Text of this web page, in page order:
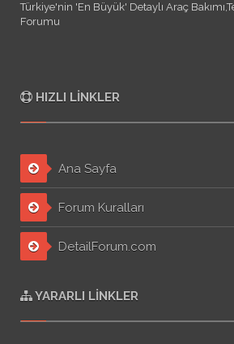
Türkiye'nin 'En Büyük' Detaylı Araç
Forumu
HIZLI LINKLER
Ana Sayfa
Forum Kuralları
DetailForum.com
YARARLI LINKLER